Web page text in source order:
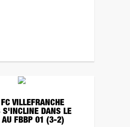
VILLEFRANCHE
S'INCLINE DANS LE
AU FBBP 01 (3-2)